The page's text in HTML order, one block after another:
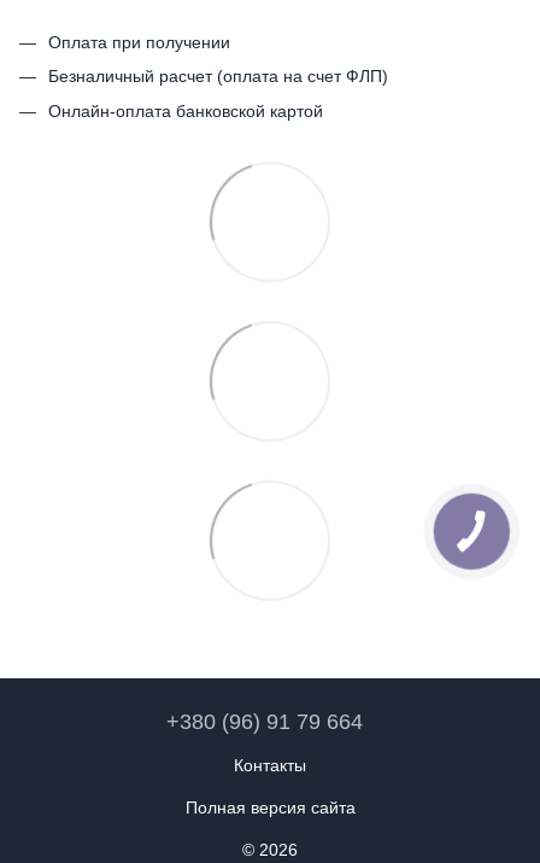
Оплата при получении
Безналичный расчет (оплата на счет ФЛП)
Онлайн-оплата банковской картой
+380 (96) 91 79 664
Контакты
Полная версия сайта
© 2026